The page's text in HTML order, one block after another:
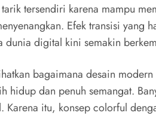
tersendiri karena mampu
Efek transisi yang
dunia digital kini semakin
bagaimana desain
hidup dan penuh semangat.
Karena itu, konsep colorful